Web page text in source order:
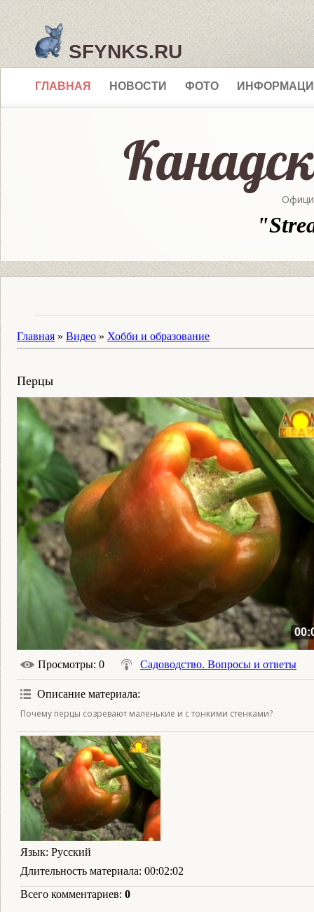
SFYNKS.RU
ГЛАВНАЯ НОВОСТИ ФОТО
Главная » Видео » Хобби и образование
Перцы
Просмотры: 0 Садоводство. Вопросы и ответы
Описание материала:
Почему перцы созревают маленькие и с тонкими стенками?
Язык: Русский
Длительность материала: 00:02:02
Всего комментариев: 0